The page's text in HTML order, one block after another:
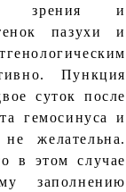
зрения и
пазухи и
Пункция
суток после
гемосинуса и
желательна.
в этом случае
заполнению